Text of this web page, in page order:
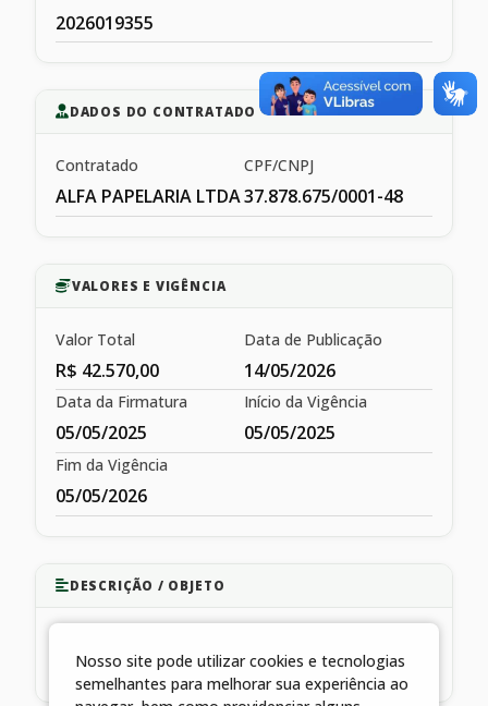
2026019355
DADOS DO CONTRATADO
Contratado
ALFA PAPELARIA LTDA
CPF/CNPJ
37.878.675/0001-48
VALORES E VIGÊNCIA
Valor Total
R$ 42.570,00
Data de Publicação
14/05/2026
Data da Firmatura
05/05/2025
Início da Vigência
05/05/2025
Fim da Vigência
05/05/2026
DESCRIÇÃO / OBJETO
ADMINISTRATIVO
Nosso site pode utilizar cookies e tecnologias
semelhantes para melhorar sua experiência ao